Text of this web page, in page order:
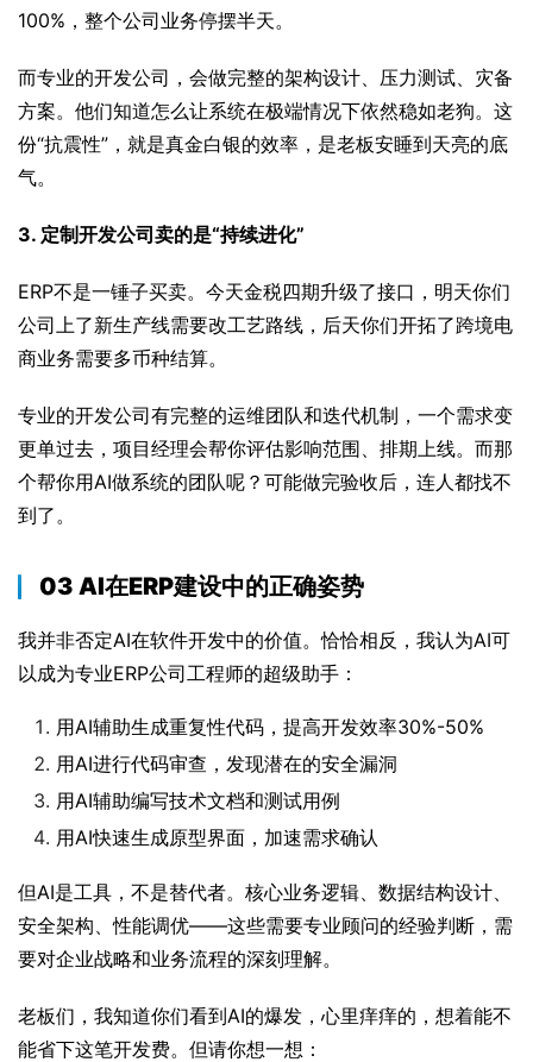
100%，整个公司业务停摆半天。
而专业的开发公司，会做完整的架构设计、压力测试、灾备
方案。他们知道怎么让系统在极端情况下依然稳如老狗。这
份“抗震性”，就是真金白银的效率，是老板安睡到天亮的底
气。
3. 定制开发公司卖的是“持续进化”
ERP不是一锤子买卖。今天金税四期升级了接口，明天你们
公司上了新生产线需要改工艺路线，后天你们开拓了跨境电
商业务需要多币种结算。
专业的开发公司有完整的运维团队和迭代机制，一个需求变
更单过去，项目经理会帮你评估影响范围、排期上线。而那
个帮你用AI做系统的团队呢？可能做完验收后，连人都找不
到了。
03 AI在ERP建设中的正确姿势
我并非否定AI在软件开发中的价值。恰恰相反，我认为AI可
以成为专业ERP公司工程师的超级助手：
用AI辅助生成重复性代码，提高开发效率30%-50%
用AI进行代码审查，发现潜在的安全漏洞
用AI辅助编写技术文档和测试用例
用AI快速生成原型界面，加速需求确认
但AI是工具，不是替代者。核心业务逻辑、数据结构设计、
安全架构、性能调优——这些需要专业顾问的经验判断，需
要对企业战略和业务流程的深刻理解。
老板们，我知道你们看到AI的爆发，心里痒痒的，想着能不
能省下这笔开发费。但请你想一想：